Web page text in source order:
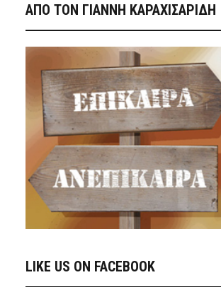
ΑΠΟ ΤΟΝ ΓΙΑΝΝΗ ΚΑΡΑΧΙΣΑΡΙΔΗ
LIKE US ON FACEBOOK